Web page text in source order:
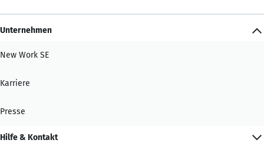
Unternehmen
New Work SE
Karriere
Presse
Hilfe & Kontakt